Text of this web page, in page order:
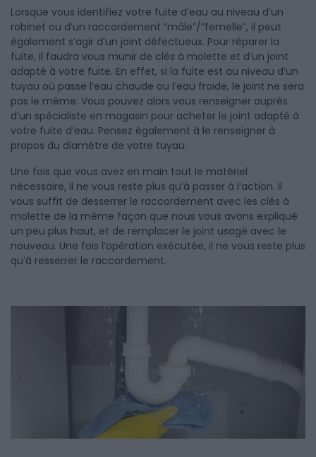
Lorsque vous identifiez votre fuite d’eau au niveau d’un
robinet ou d’un raccordement “mâle”/”femelle”, il peut
également s’agir d’un joint défectueux. Pour réparer la
fuite, il faudra vous munir de clés à molette et d’un joint
adapté à votre fuite. En effet, si la fuite est au niveau d’un
tuyau où passe l’eau chaude ou l’eau froide, le joint ne sera
pas le même. Vous pouvez alors vous renseigner auprès
d’un spécialiste en magasin pour acheter le joint adapté à
votre fuite d’eau. Pensez également à le renseigner à
propos du diamètre de votre tuyau.
Une fois que vous avez en main tout le matériel
nécessaire, il ne vous reste plus qu’à passer à l’action. Il
vous suffit de desserrer le raccordement avec les clés à
molette de la même façon que nous vous avons expliqué
un peu plus haut, et de remplacer le joint usagé avec le
nouveau. Une fois l’opération exécutée, il ne vous reste plus
qu’à resserrer le raccordement.